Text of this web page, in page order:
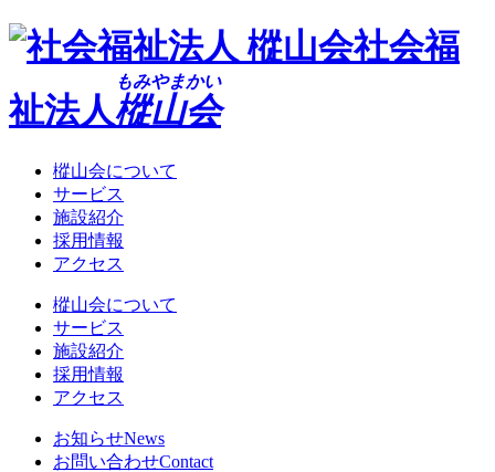
社会福
祉法人樅山会
もみやまかい
樅山会について
サービス
施設紹介
採用情報
アクセス
樅山会について
サービス
施設紹介
採用情報
アクセス
お知らせNews
お問い合わせContact